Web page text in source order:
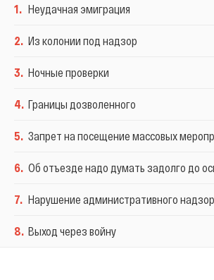
1. Неудачная эмиграция
2. Из колонии под надзор
3. Ночные проверки
4. Границы дозволенного
5. Запрет на посещение массовых
6. Об отъезде надо думать задолго до
7. Нарушение административного
8. Выход через войну